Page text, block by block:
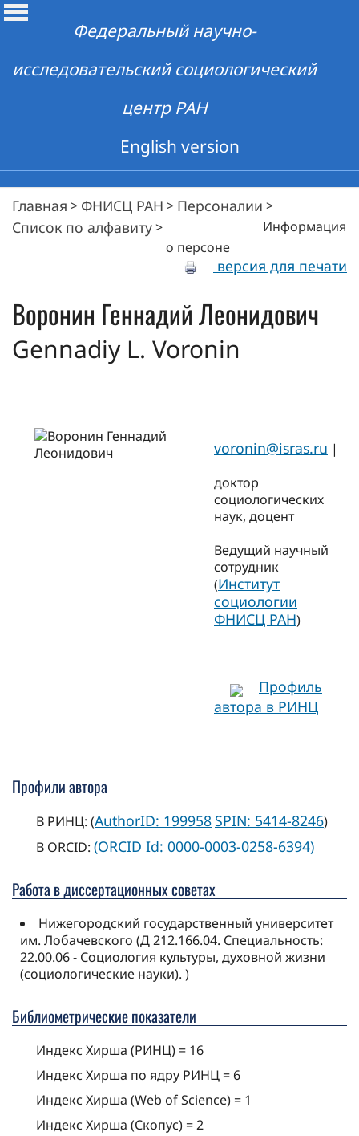
Федеральный научно-
исследовательский социологический
центр РАН
English version
Главная > ФНИСЦ РАН > Персоналии >
Список по алфавиту>
Информация
о персоне
версия для печати
Воронин Геннадий Леонидович
Gennadiy L. Voronin
voronin@isras.ru |
доктор
социологических
наук, доцент
Ведущий научный
сотрудник
(Институт
социологии
ФНИСЦ РАН)
Профиль
автора в РИНЦ
Профили автора
В РИНЦ: (AuthorID: 199958 SPIN: 5414-8246)
В ORCID: (ORCID Id: 0000-0003-0258-6394)
Работа в диссертационных советах
Нижегородский государственный университет
им. Лобачевского (Д 212.166.04. Специальность:
22.00.06 - Социология культуры, духовной жизни
(социологические науки). )
Библиометрические показатели
Индекс Хирша (РИНЦ) = 16
Индекс Хирша по ядру РИНЦ = 6
Индекс Хирша (Web of Science) = 1
Индекс Хирша (Скопус) = 2